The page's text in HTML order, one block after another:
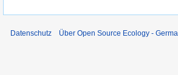
Datenschutz Über Open Source Ecology -